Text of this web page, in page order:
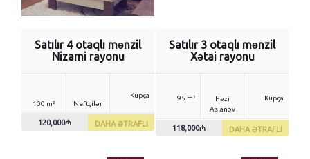
Satılır 4 otaqlı mənzil
Nizami rayonu
100 m² Neftçilər
Kupça
120,000₼ DAHA ƏTRAFLI
Satılır 3 otaqlı mənzil
Xətai rayonu
95 m²
Həzi
Aslanov
Kupça
118,000₼ DAHA ƏTRAFLI